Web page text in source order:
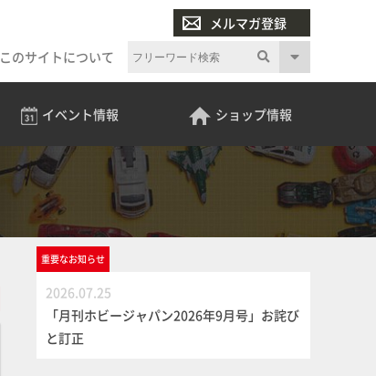
メルマガ登録
このサイトについて
イベント情報 ショップ情報
重要なお知らせ
2026.07.25
「月刊ホビージャパン2026年9月号」お詫び
と訂正